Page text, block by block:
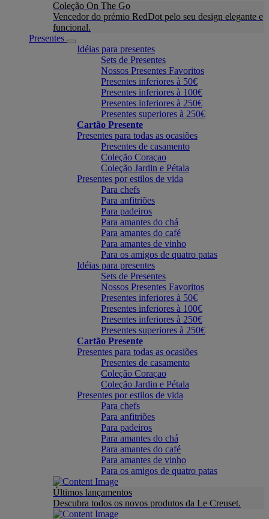
Coleção On The Go
Vencedor do prémio RedDot pelo seu design elegante e
funcional.
Presentes
Idéias para presentes
Sets de Presentes
Nossos Presentes Favoritos
Presentes inferiores à 50€
Presentes inferiores à 100€
Presentes inferiores à 250€
Presentes superiores à 250€
Cartão Presente
Presentes para todas as ocasiões
Presentes de casamento
Coleção Coraçao
Coleção Jardin e Pétala
Presentes por estilos de vida
Para chefs
Para anfitriões
Para padeiros
Para amantes do chá
Para amantes do café
Para amantes de vinho
Para os amigos de quatro patas
Idéias para presentes
Sets de Presentes
Nossos Presentes Favoritos
Presentes inferiores à 50€
Presentes inferiores à 100€
Presentes inferiores à 250€
Presentes superiores à 250€
Cartão Presente
Presentes para todas as ocasiões
Presentes de casamento
Coleção Coraçao
Coleção Jardin e Pétala
Presentes por estilos de vida
Para chefs
Para anfitriões
Para padeiros
Para amantes do chá
Para amantes do café
Para amantes de vinho
Para os amigos de quatro patas
Últimos lançamentos
Descubra todos os novos produtos da Le Creuset.